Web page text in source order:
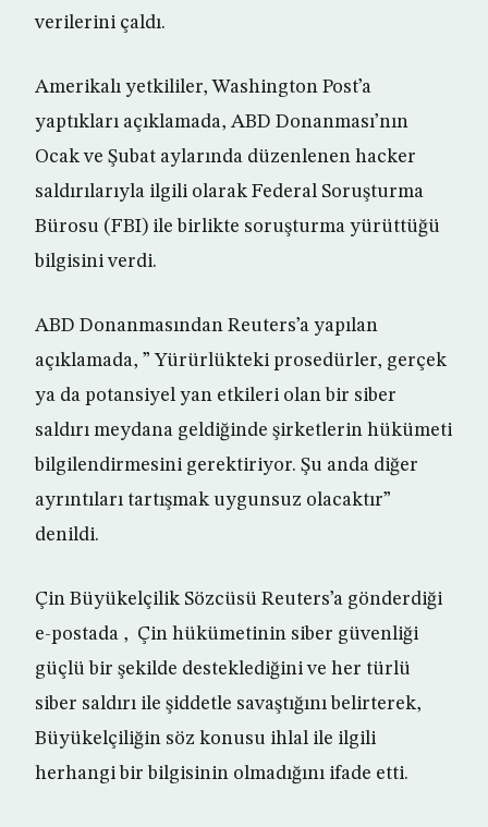
verilerini çaldı.
Amerikalı yetkililer, Washington Post’a
yaptıkları açıklamada, ABD Donanması’nın
Ocak ve Şubat aylarında düzenlenen hacker
saldırılarıyla ilgili olarak Federal Soruşturma
Bürosu (FBI) ile birlikte soruşturma yürüttüğü
bilgisini verdi.
ABD Donanmasından Reuters’a yapılan
açıklamada, ” Yürürlükteki prosedürler, gerçek
ya da potansiyel yan etkileri olan bir siber
saldırı meydana geldiğinde şirketlerin hükümeti
bilgilendirmesini gerektiriyor. Şu anda diğer
ayrıntıları tartışmak uygunsuz olacaktır”
denildi.
Çin Büyükelçilik Sözcüsü Reuters’a gönderdiği
e-postada , Çin hükümetinin siber güvenliği
güçlü bir şekilde desteklediğini ve her türlü
siber saldırı ile şiddetle savaştığını belirterek,
Büyükelçiliğin söz konusu ihlal ile ilgili
herhangi bir bilgisinin olmadığını ifade etti.